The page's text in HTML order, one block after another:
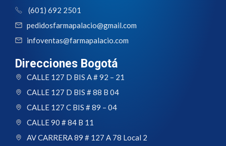
(601) 692 2501
pedidosfarmapalacio@gmail.com
infoventas@farmapalacio.com
Direcciones Bogotá
CALLE 127 D BIS A # 92 – 21
CALLE 127 D BIS # 88 B 04
CALLE 127 C BIS # 89 – 04
CALLE 90 # 84 B 11
AV CARRERA 89 # 127 A 78 Local 2